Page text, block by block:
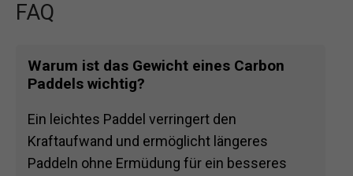
FAQ
Warum ist das Gewicht eines Carbon
Paddels wichtig?
Ein leichtes Paddel verringert den
Kraftaufwand und ermöglicht längeres
Paddeln ohne Ermüdung für ein besseres